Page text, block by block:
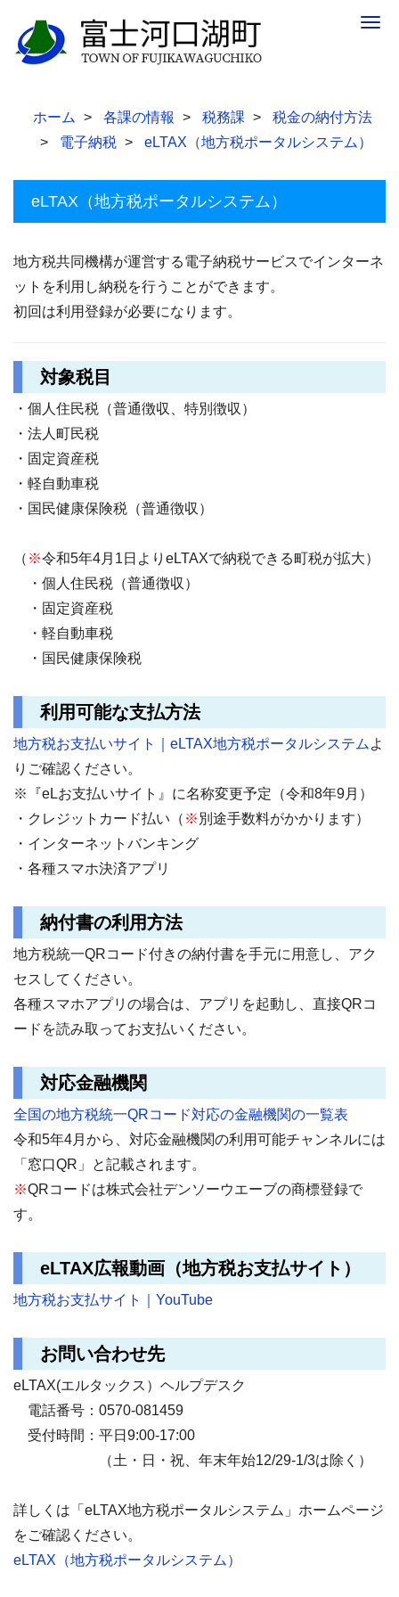
ホーム 各課の情報 税務課
税金の納付方法
電子納税
eLTAX（地方税ポータルシステム）
eLTAX（地方税ポータルシステム）
地方税共同機構が運営する電子納税サービスでインターネ
ットを利用し納税を行うことができます。
初回は利用登録が必要になります。
対象税目
・個人住民税（普通徴収、特別徴収）
・法人町民税
・固定資産税
・軽自動車税
・国民健康保険税（普通徴収）
（ ※令和5年4月1日よりeLTAXで納税できる町税が拡大）
・個人住民税（普通徴収）
・固定資産税
・軽自動車税
・国民健康保険税
利用可能な支払方法
地方税お支払いサイト｜eLTAX地方税ポータルシステム よ
りご確認ください。
※『eLお支払いサイト』に名称変更予定（令和8年9月）
・クレジットカード払い（ ※ 別途手数料がかかります）
・インターネットバンキング
・各種スマホ決済アプリ
納付書の利用方法
地方税統一QRコード付きの納付書を手元に用意し、アク
セスしてください。
各種スマホアプリの場合は、アプリを起動し、直接QRコ
ードを読み取ってお支払いください。
対応金融機関
全国の地方税統一QRコード対応の金融機関の一覧表
令和5年4月から、対応金融機関の利用可能チャンネルには
「窓口QR」と記載されます。
※QRコードは株式会社デンソーウエーブの商標登録で
す。
eLTAX広報動画（地方税お支払サイト）
地方税お支払サイト｜ YouTube
お問い合わせ先
eLTAX(エルタックス）ヘルプデスク
電話番号：0570‐081459
受付時間：平日9:00-17:00
（土・日・祝、年末年始12/29-1/3は除く）
詳しくは「eLTAX地方税ポータルシステム」ホームページ
をご確認ください。
eLTAX（地方税ポータルシステム）